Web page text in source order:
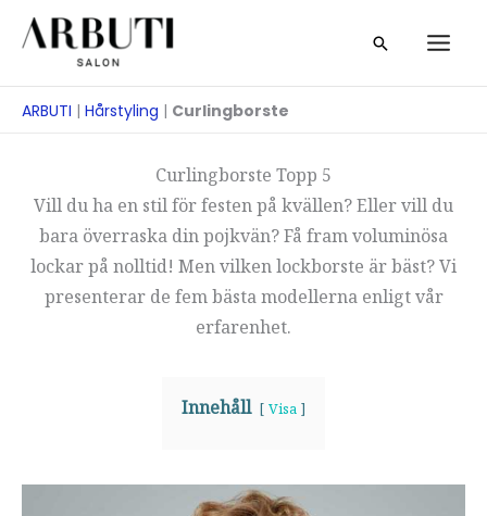
Hoppa
Sök
ARBUTI | Hårstyling | Curlingborste
Curlingborste Topp 5
Vill du ha en stil för festen på kvällen? Eller vill du
bara överraska din pojkvän? Få fram voluminösa
lockar på nolltid! Men vilken lockborste är bäst? Vi
presenterar de fem bästa modellerna enligt vår
erfarenhet.
Innehåll Visa